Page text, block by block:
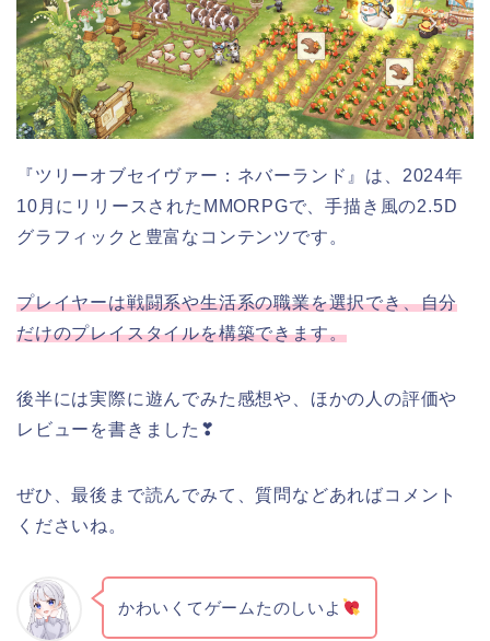
『ツリーオブセイヴァー：ネバーランド』は、2024年
10月にリリースされたMMORPGで、手描き風の2.5D
グラフィックと豊富なコンテンツです。
プレイヤーは戦闘系や生活系の職業を選択でき、自分
だけのプレイスタイルを構築できます。
後半には実際に遊んでみた感想や、ほかの人の評価や
レビューを書きました❣
ぜひ、最後まで読んでみて、質問などあればコメント
くださいね。
かわいくてゲームたのしいよ